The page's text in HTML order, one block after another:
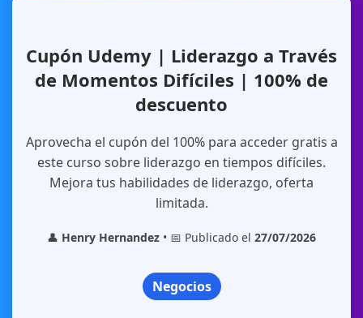
Cupón Udemy | Liderazgo a Través
de Momentos Difíciles | 100% de
descuento
Aprovecha el cupón del 100% para acceder gratis a
este curso sobre liderazgo en tiempos difíciles.
Mejora tus habilidades de liderazgo, oferta
limitada.
👤 Henry Hernandez • 📅 Publicado el 27/07/2026
Negocios